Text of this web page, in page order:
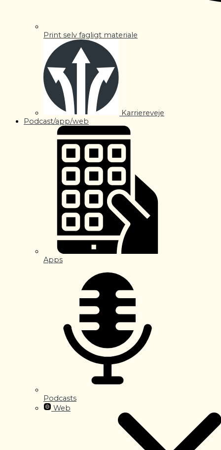
Print selv fagligt materiale
Karriereveje
Podcast/app/web
Apps
Podcasts
Web